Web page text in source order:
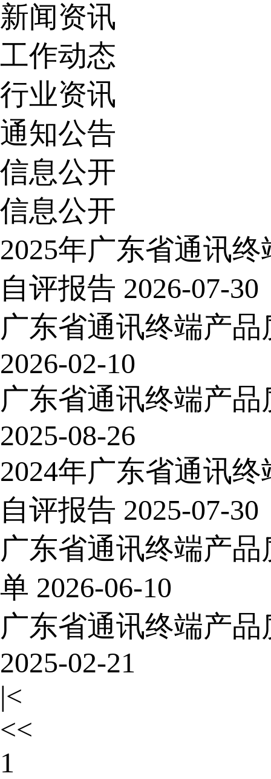
新闻资讯
工作动态
行业资讯
通知公告
信息公开
信息公开
2025年广东省通讯
自评报告 2026-07-30
广东省通讯终端产
2026-02-10
广东省通讯终端产
2025-08-26
2024年广东省通讯
自评报告 2025-07-30
广东省通讯终端产
单 2026-06-10
广东省通讯终端产
2025-02-21
|<
<<
1